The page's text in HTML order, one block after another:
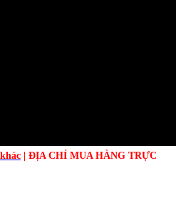
| ĐỊA CHỈ MUA HÀNG TRỰC